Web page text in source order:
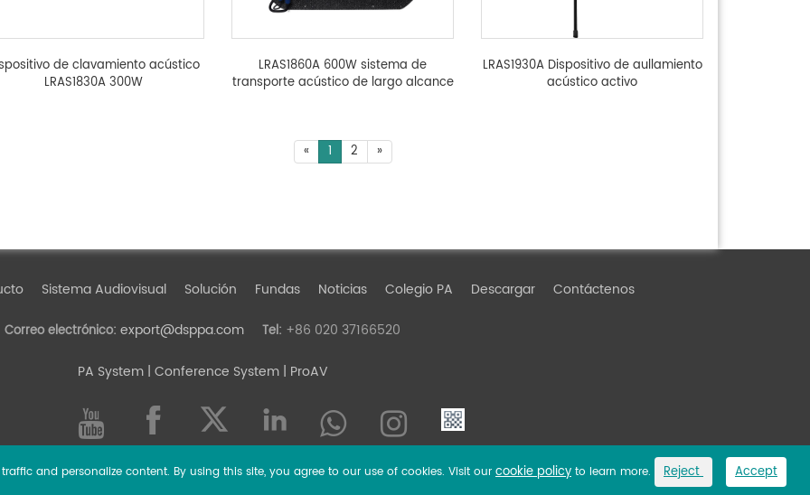
de clavamiento acústico
LRAS1830A 300W
LRAS1860A 600W sistema de
transporte acústico de largo alcance
LRAS1930A Dispositivo de aullamiento
acústico activo
« 1 2 »
Sistema Audiovisual Solución Fundas Noticias Colegio PA Descargar Contáctenos
Correo electrónico: export@dsppa.com Tel: +86 020 37166520
PA System| Conference System | ProAV
Sitemap
and personalize content. By using this site, you agree to our use of cookies. Visit our cookie policy to learn more. Reject Accept